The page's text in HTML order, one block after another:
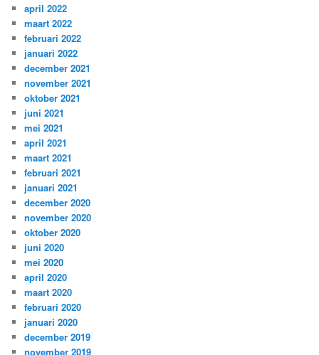
april 2022
maart 2022
februari 2022
januari 2022
december 2021
november 2021
oktober 2021
juni 2021
mei 2021
april 2021
maart 2021
februari 2021
januari 2021
december 2020
november 2020
oktober 2020
juni 2020
mei 2020
april 2020
maart 2020
februari 2020
januari 2020
december 2019
november 2019